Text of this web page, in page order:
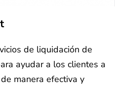
de liquidación de
ayudar a los clientes a
manera efectiva y